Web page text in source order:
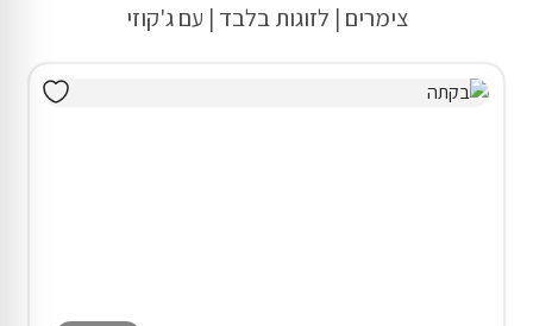
צימרים | לזוגות בלבד | עם ג'קוזי